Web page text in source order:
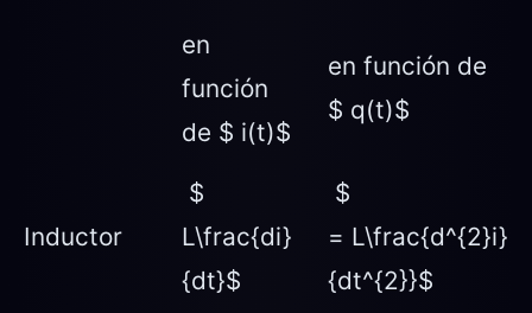
en
función
de $ i(t)$
en función de
$ q(t)$
Inductor
$
L\frac{di}
{dt}$
$
= L\frac{d^{2}i}
{dt^{2}}$